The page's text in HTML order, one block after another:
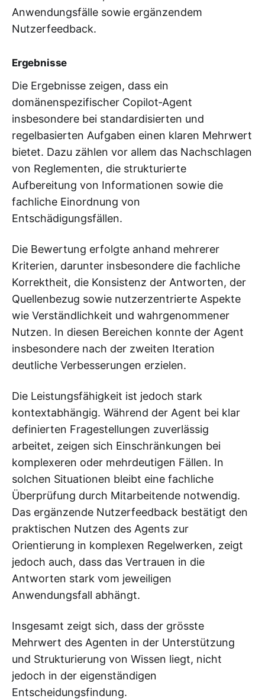
Anwendungsfälle sowie ergänzendem
Nutzerfeedback.
Ergebnisse
Die Ergebnisse zeigen, dass ein
domänenspezifischer Copilot‑Agent
insbesondere bei standardisierten und
regelbasierten Aufgaben einen klaren Mehrwert
bietet. Dazu zählen vor allem das Nachschlagen
von Reglementen, die strukturierte
Aufbereitung von Informationen sowie die
fachliche Einordnung von
Entschädigungsfällen.
Die Bewertung erfolgte anhand mehrerer
Kriterien, darunter insbesondere die fachliche
Korrektheit, die Konsistenz der Antworten, der
Quellenbezug sowie nutzerzentrierte Aspekte
wie Verständlichkeit und wahrgenommener
Nutzen. In diesen Bereichen konnte der Agent
insbesondere nach der zweiten Iteration
deutliche Verbesserungen erzielen.
Die Leistungsfähigkeit ist jedoch stark
kontextabhängig. Während der Agent bei klar
definierten Fragestellungen zuverlässig
arbeitet, zeigen sich Einschränkungen bei
komplexeren oder mehrdeutigen Fällen. In
solchen Situationen bleibt eine fachliche
Überprüfung durch Mitarbeitende notwendig.
Das ergänzende Nutzerfeedback bestätigt den
praktischen Nutzen des Agents zur
Orientierung in komplexen Regelwerken, zeigt
jedoch auch, dass das Vertrauen in die
Antworten stark vom jeweiligen
Anwendungsfall abhängt.
Insgesamt zeigt sich, dass der grösste
Mehrwert des Agenten in der Unterstützung
und Strukturierung von Wissen liegt, nicht
jedoch in der eigenständigen
Entscheidungsfindung.